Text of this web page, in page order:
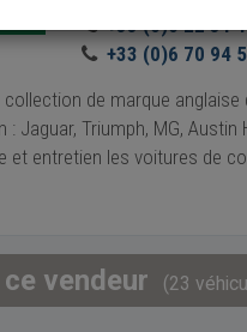
+33 (0)6 22 31
+33 (0)6 70 94
de marque anglaise
Jaguar, Triumph, MG, Austin
et entretien les voitures de
vendeur (23